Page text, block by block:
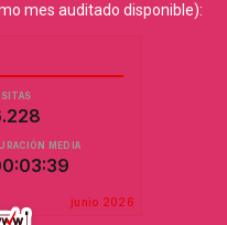
mes auditado disponible):